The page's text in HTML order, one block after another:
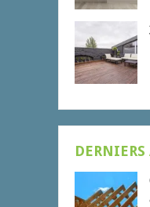
DERNIERS